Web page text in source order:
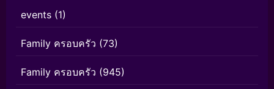
events (1)
Family ครอบครัว (73)
Family ครอบครัว (945)